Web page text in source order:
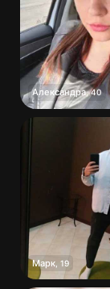
Александра,40
Марк 19